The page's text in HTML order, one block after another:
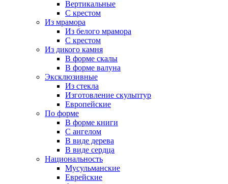
Вертикальные
С крестом
Из мрамора
Из белого мрамора
С крестом
Из дикого камня
В форме скалы
В форме валуна
Эксклюзивные
Из стекла
Изготовление скульптур
Европейские
По форме
В форме книги
С ангелом
В виде дерева
В виде сердца
Национальность
Мусульманские
Еврейские